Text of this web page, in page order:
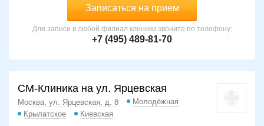
Записаться на прием
Для записи в любой филиал клиники звоните по телефону:
+7 (495) 489-81-70
СМ-Клиника на ул. Ярцевская
Москва, ул. Ярцевская, д. 8
Молодёжная
Крылатское
Киевская